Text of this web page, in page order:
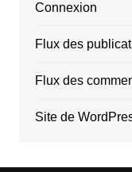
Connexion
Flux des
Flux des
Site de